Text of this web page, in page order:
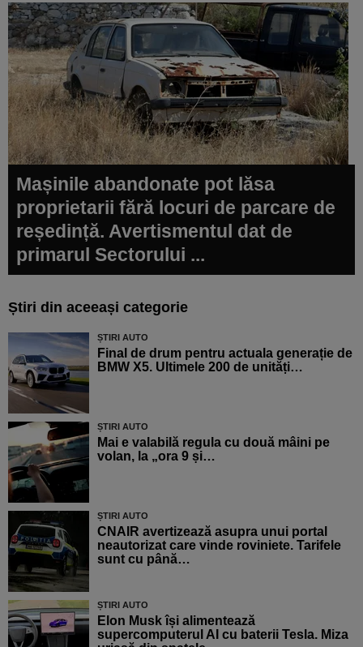
Mașinile abandonate pot lăsa
proprietarii fără locuri de parcare de
reședință. Avertismentul dat de
primarul Sectorului ...
Știri din aceeași categorie
ȘTIRI AUTO
Final de drum pentru actuala generație de
BMW X5. Ultimele 200 de unități…
ȘTIRI AUTO
Mai e valabilă regula cu două mâini pe
volan, la „ora 9 și…
ȘTIRI AUTO
CNAIR avertizează asupra unui portal
neautorizat care vinde roviniete. Tarifele
sunt cu până…
ȘTIRI AUTO
Elon Musk își alimentează
supercomputerul AI cu baterii Tesla. Miza